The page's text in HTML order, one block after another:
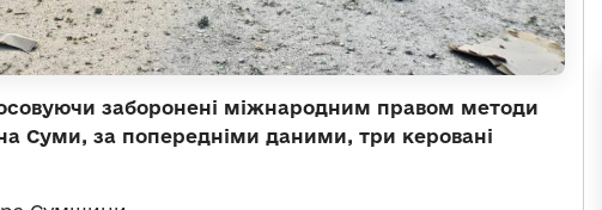
заборонені міжнародним правом методи
Суми, за попередніми даними, три керовані